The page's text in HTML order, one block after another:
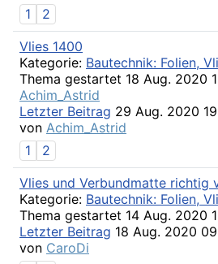
1
2
Vlies 1400
Kategorie: Bautechnik: Folien,
Thema gestartet 18 Aug. 2020
Achim_Astrid
Letzter Beitrag 29 Aug. 2020
von Achim_Astrid
1
2
Vlies und Verbundmatte richtig
Kategorie: Bautechnik: Folien,
Thema gestartet 14 Aug. 2020
Letzter Beitrag 18 Aug. 2020
von CaroDi